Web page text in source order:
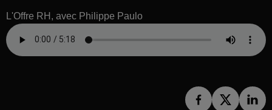
L'Offre RH, avec Philippe Paulo